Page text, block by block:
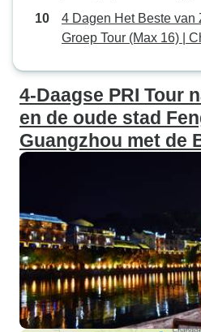
4 Dagen Het Beste
Groep Tour (Max 16) |
4-Daagse PRI Tour
en de oude stad
Guangzhou met de